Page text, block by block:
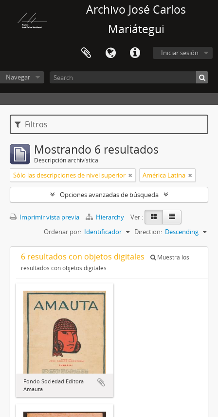
Archivo José Carlos
Mariátegui
Iniciar sesión
Navegar
Filtros
Mostrando 6 resultados
Descripción archivística
Sólo las descripciones de nivel superior América Latina
Opciones avanzadas de búsqueda
Imprimir vista previa Hierarchy
Ver :
Ordenar por: Identificador Direction: Descending
6 resultados con objetos digitales
Muestra los
resultados con objetos digitales
Fondo Sociedad Editora
Amauta